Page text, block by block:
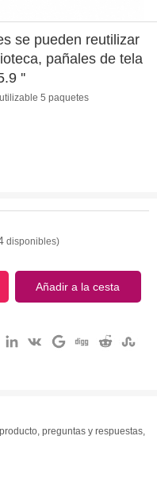
se pueden reutilizar
pañales de tela
''
5 paquetes
disponibles)
preguntas y respuestas,